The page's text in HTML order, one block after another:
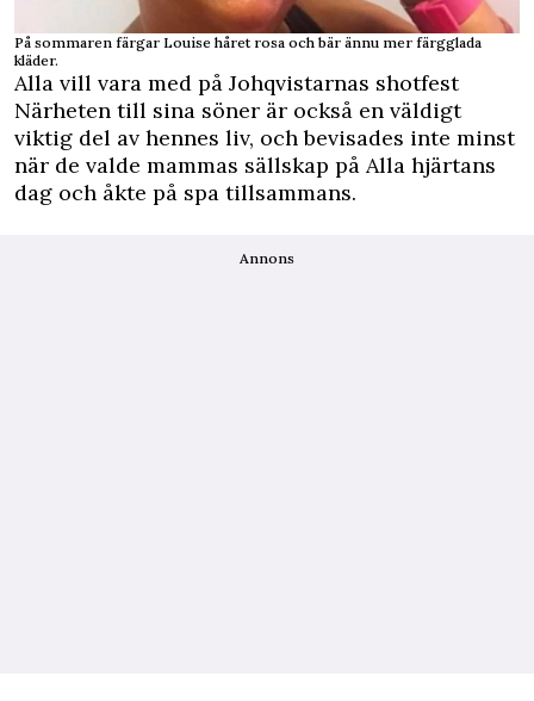
På sommaren färgar Louise håret rosa och bär ännu mer färgglada
kläder.
Alla vill vara med på Johqvistarnas shotfest
Närheten till sina söner är också en väldigt
viktig del av hennes liv, och bevisades inte minst
när de valde mammas sällskap på Alla hjärtans
dag och åkte på spa tillsammans.
Annons